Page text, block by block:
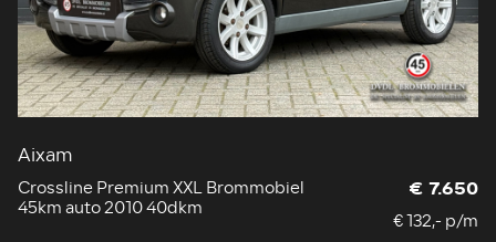
Aixam
Crossline Premium XXL Brommobiel
45km auto 2010 40dkm
€ 7.650
€ 132,- p/m